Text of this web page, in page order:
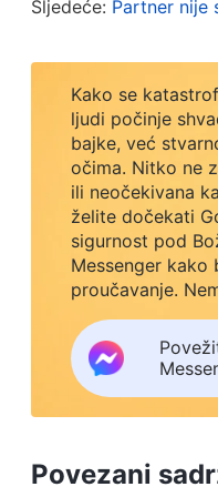
ne raspituju o
misle da samo
može sam baviti
nadziru rad niti
netko prijavi
možete riješiti
izjelica. Brine se
dužnosti i uvijek
Nije prikladan za
što govoriš nije
pokušati raspitati
prošlih dojmova o
Sljedeće: Partner nije
Kako se
ljudi počinje
bajke, već
očima. Nitko ne
ili neočekivana
želite dočekati
sigurnost pod
Messenger kako
proučavanje.
Povezani